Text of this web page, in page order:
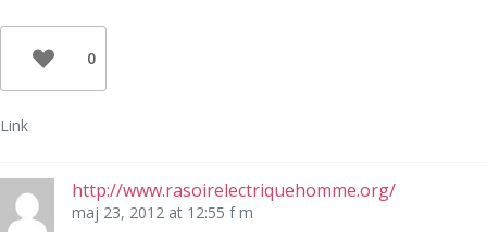
0
Link
http://www.rasoirelectriquehomme.org/
maj 23, 2012 at 12:55 f m